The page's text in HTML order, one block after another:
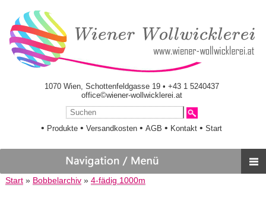
1070 Wien, Schottenfeldgasse 19 • +43 1 5240437
office©wiener-wollwicklerei.at
• Produkte •Versandkosten •AGB • Kontakt •Start
Start» Bobbelarchiv» 4-fädig 1000m